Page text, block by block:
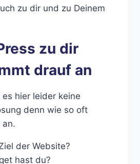
zu dir und zu Deinem
zu dir
drauf an
hier leider keine
denn wie so oft
an.
der Website?
hast du?